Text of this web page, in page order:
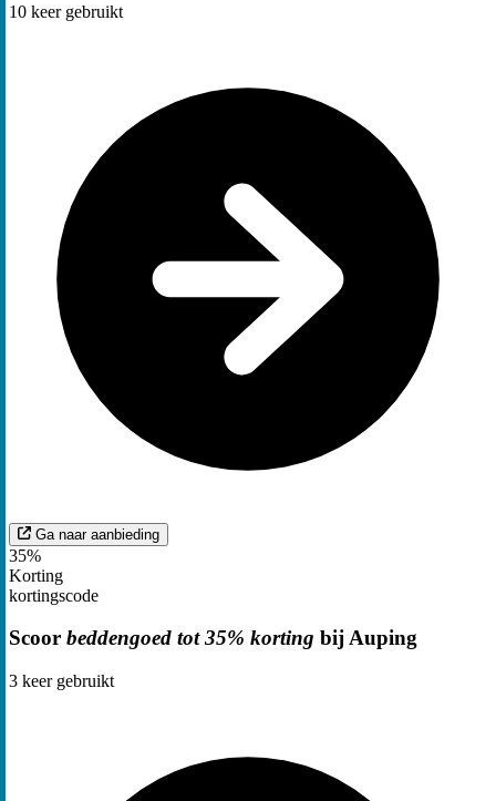
10 keer gebruikt
Ga naar aanbieding
35%
Korting
kortingscode
Scoor beddengoed tot 35% korting bij Auping
3 keer gebruikt